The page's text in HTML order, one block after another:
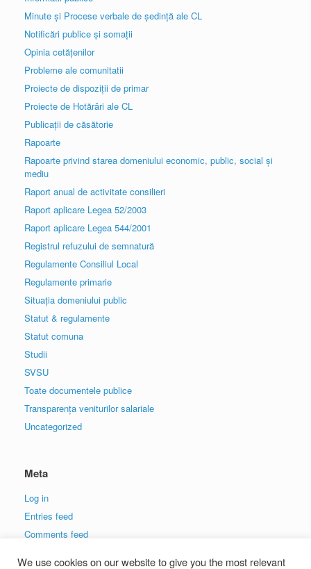
Minute și Procese verbale de ședință ale CL
Notificări publice și somații
Opinia cetățenilor
Probleme ale comunitatii
Proiecte de dispoziții de primar
Proiecte de Hotărâri ale CL
Publicații de căsătorie
Rapoarte
Rapoarte privind starea domeniului economic, public, social și
mediu
Raport anual de activitate consilieri
Raport aplicare Legea 52/2003
Raport aplicare Legea 544/2001
Registrul refuzului de semnatură
Regulamente Consiliul Local
Regulamente primarie
Situația domeniului public
Statut & regulamente
Statut comuna
Studii
SVSU
Toate documentele publice
Transparența veniturilor salariale
Uncategorized
Meta
Log in
Entries feed
Comments feed
We use cookies on our website to give you the most relevant